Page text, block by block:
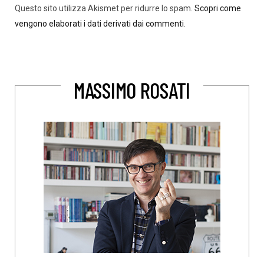
Questo sito utilizza Akismet per ridurre lo spam. Scopri come
vengono elaborati i dati derivati dai commenti.
MASSIMO ROSATI